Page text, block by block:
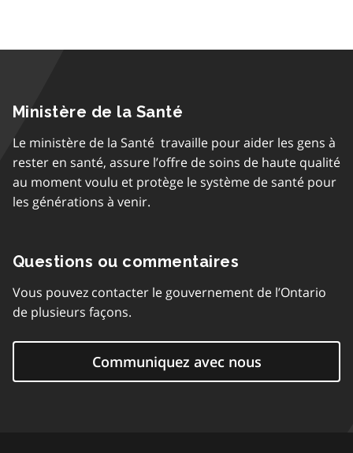
Ministère de la Santé
Le ministère de la Santé travaille pour aider les gens à
rester en santé, assure l’offre de soins de haute qualité
au moment voulu et protège le système de santé pour
les générations à venir.
Questions ou commentaires
Vous pouvez contacter le gouvernement de l’Ontario
de plusieurs façons.
Communiquez avec nous